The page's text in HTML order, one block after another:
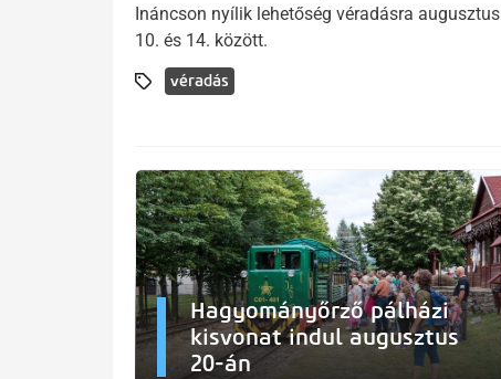
Ináncson nyílik lehetőség véradásra augusztus
10. és 14. között.
véradás
Hagyományőrző pálházi
kisvonat indul augusztus
20-án